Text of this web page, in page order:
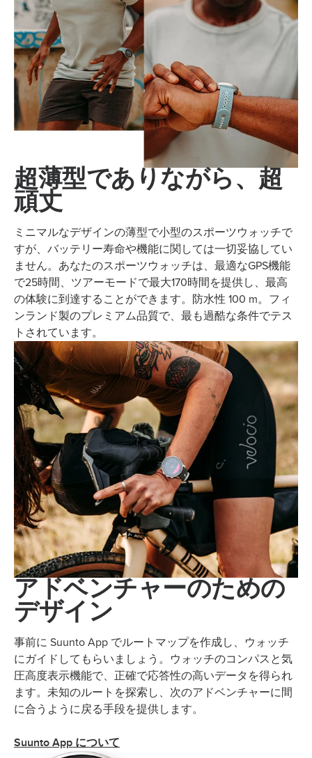
超薄型でありながら、超
頑丈
ミニマルなデザインの薄型で小型のスポーツウォッチで
すが、バッテリー寿命や機能に関しては一切妥協してい
ません。あなたのスポーツウォッチは、最適なGPS機能
で25時間、ツアーモードで最大170時間を提供し、最高
の体験に到達することができます。防水性 100 m。フィ
ンランド製のプレミアム品質で、最も過酷な条件でテス
トされています。
アドベンチャーのための
デザイン
事前に Suunto App でルートマップを作成し、ウォッチ
にガイドしてもらいましょう。ウォッチのコンパスと気
圧高度表示機能で、正確で応答性の高いデータを得られ
ます。未知のルートを探索し、次のアドベンチャーに間
に合うように戻る手段を提供します。
Suunto App について